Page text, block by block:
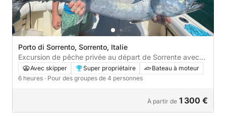
Porto di Sorrento, Sorrento, Italie
Excursion de pêche privée au départ de Sorrente avec
petit-déjeuner et déjeuner inclus
Avec skipper Super propriétaire
Bateau à moteur
6 heures · Pour des groupes de 4 personnes
À partir de 1 300 €